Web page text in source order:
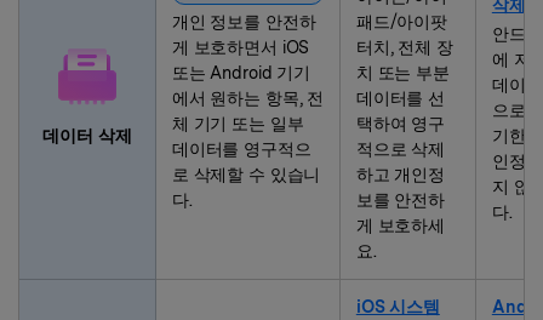
데이터 삭제
개인 정보를 안전하
게 보호하면서 iOS
또는 Android 기기
에서 원하는 항목, 전
체 기기 또는 일부
데이터를 영구적으
로 삭제할 수 있습니
다.
패드/아이팟
터치, 전체 장
치 또는 부분
데이터를 선
택하여 영구
적으로 삭제
하고 개인정
보를 안전하
게 보호하세
요.
삭제
안드
에 저
데이
으로
기한
인정
지 않
다.
iOS 시스템